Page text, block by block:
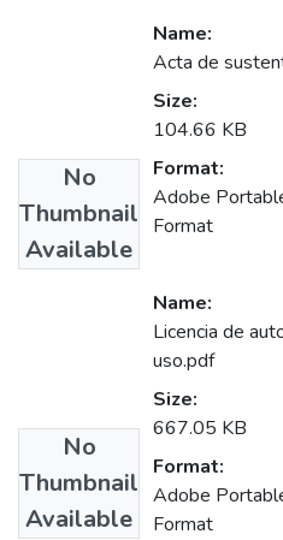
No
Thumbnail
Available
Name:
Acta de
Size:
104.66 KB
Format:
Adobe
Format
No
Thumbnail
Available
Name:
Licencia de
uso.pdf
Size:
667.05 KB
Format:
Adobe
Format